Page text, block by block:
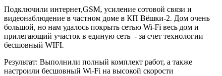
Подключили интернет,GSM, усиление сотовой связи и
видеонаблюдение в частном доме в КП Вёшки-2. Дом очень
большой, но нам удалось покрыть сетью Wi-Fi весь дом и
прилегающий участок в единую сеть - за счет технологии
бесшовный WIFI.
Результат: Выполнили полный комплект работ, а также
настроили бесшовный Wi-Fi на высокой скорости